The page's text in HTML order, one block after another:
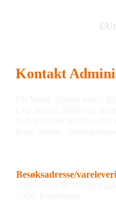
Kontakt
Besøksadresse/